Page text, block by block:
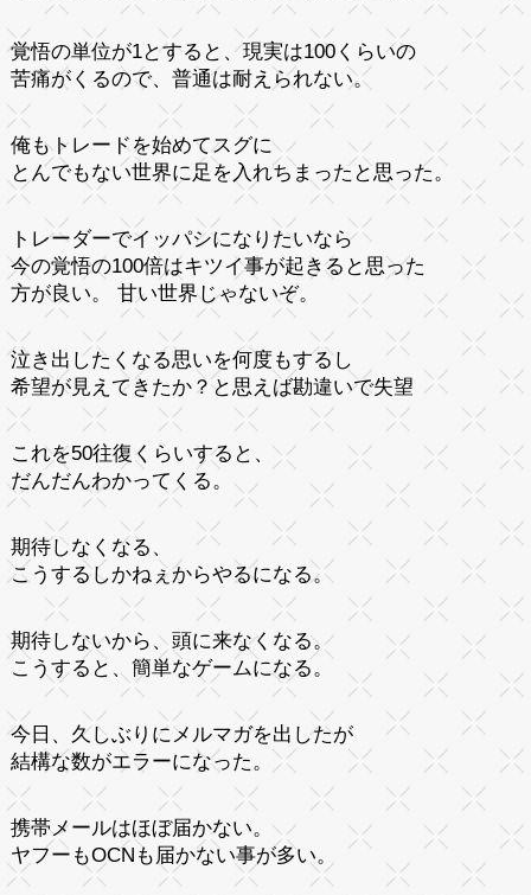
覚悟の単位が1とすると、現実は100くらいの
苦痛がくるので、普通は耐えられない。
俺もトレードを始めてスグに
とんでもない世界に足を入れちまったと思った。
トレーダーでイッパシになりたいなら
今の覚悟の100倍はキツイ事が起きると思った
方が良い。 甘い世界じゃないぞ。
泣き出したくなる思いを何度もするし
希望が見えてきたか？と思えば勘違いで失望
これを50往復くらいすると、
だんだんわかってくる。
期待しなくなる、
こうするしかねぇからやるになる。
期待しないから、頭に来なくなる。
こうすると、簡単なゲームになる。
今日、久しぶりにメルマガを出したが
結構な数がエラーになった。
携帯メールはほぼ届かない。
ヤフーもOCNも届かない事が多い。